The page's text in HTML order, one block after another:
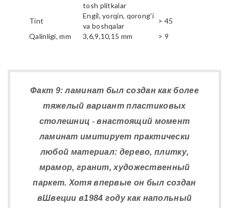
tosh plitkalar
Tint
Engil, yorqin, qorong'i
va boshqalar
> 45
Qalinligi, mm
3,6,9,10,15 mm > 9
Факт 9: ламинат был создан как более
тяжелый вариант пластиковых
столешниц - внастоящий момент
ламинат имитирует практически
любой материал: дерево, плитку,
мрамор, гранит, художественный
паркет. Хотя впервые он был создан
вШвеции в1984 году как напольный